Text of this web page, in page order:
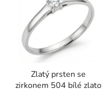
Zlatý prsten se
zirkonem 504 bílé zlato